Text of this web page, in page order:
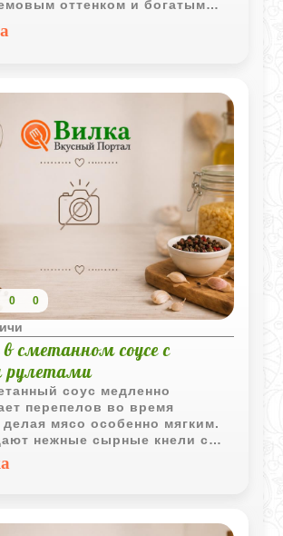
оттенком и богатым
ароматом.
0 0
в сметанном соусе с
рулетами
соус медленно
перепелов во время
мясо особенно мягким.
нежные сырные кнели с
вкусом - они
горячий соус не хуже свежего